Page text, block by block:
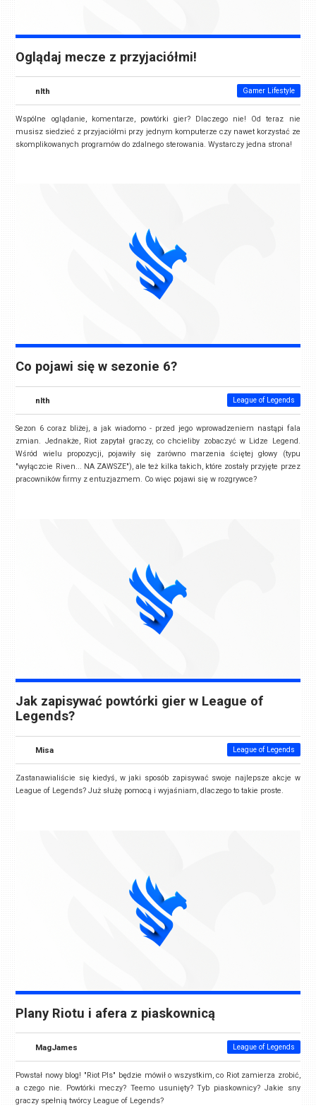
Oglądaj mecze z przyjaciółmi!
nlth Gamer Lifestyle
Wspólne oglądanie, komentarze, powtórki gier? Dlaczego nie! Od teraz nie
musisz siedzieć z przyjaciółmi przy jednym komputerze czy nawet korzystać ze
skomplikowanych programów do zdalnego sterowania. Wystarczy jedna strona!
Co pojawi się w sezonie 6?
nlth League of Legends
Sezon 6 coraz bliżej, a jak wiadomo - przed jego wprowadzeniem nastąpi fala
zmian. Jednakże, Riot zapytał graczy, co chcieliby zobaczyć w Lidze Legend.
Wśród wielu propozycji, pojawiły się zarówno marzenia ściętej głowy (typu
"wyłączcie Riven... NA ZAWSZE"), ale też kilka takich, które zostały przyjęte przez
pracowników firmy z entuzjazmem. Co więc pojawi się w rozgrywce?
Jak zapisywać powtórki gier w League of
Legends?
Misa League of Legends
Zastanawialiście się kiedyś, w jaki sposób zapisywać swoje najlepsze akcje w
League of Legends? Już służę pomocą i wyjaśniam, dlaczego to takie proste.
Plany Riotu i afera z piaskownicą
MagJames League of Legends
Powstał nowy blog! "Riot Pls" będzie mówił o wszystkim, co Riot zamierza zrobić,
a czego nie. Powtórki meczy? Teemo usunięty? Tyb piaskownicy? Jakie sny
graczy spełnią twórcy League of Legends?